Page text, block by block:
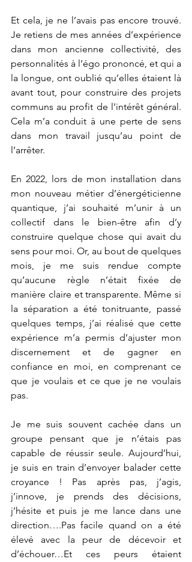
Et cela, je ne l’avais pas encore trouvé.
Je retiens de mes années d’expérience
dans mon ancienne collectivité, des
personnalités à l’égo prononcé, et qui a
la longue, ont oublié qu’elles étaient là
avant tout, pour construire des projets
communs au profit de l’intérêt général.
Cela m’a conduit à une perte de sens
dans mon travail jusqu’au point de
l’arrêter.
En 2022, lors de mon installation dans
mon nouveau métier d’énergéticienne
quantique, j’ai souhaité m’unir à un
collectif dans le bien-être afin d’y
construire quelque chose qui avait du
sens pour moi. Or, au bout de quelques
mois, je me suis rendue compte
qu’aucune règle n’était fixée de
manière claire et transparente. Même si
la séparation a été tonitruante, passé
quelques temps, j’ai réalisé que cette
expérience m’a permis d’ajuster mon
discernement et de gagner en
confiance en moi, en comprenant ce
que je voulais et ce que je ne voulais
pas.
Je me suis souvent cachée dans un
groupe pensant que je n’étais pas
capable de réussir seule. Aujourd’hui,
je suis en train d’envoyer balader cette
croyance ! Pas après pas, j’agis,
j’innove, je prends des décisions,
j’hésite et puis je me lance dans une
direction….Pas facile quand on a été
élevé avec la peur de décevoir et
d’échouer…Et ces peurs étaient